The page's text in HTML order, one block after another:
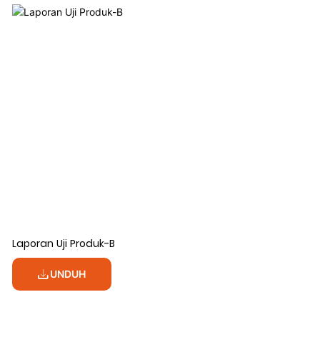
Laporan Uji Produk-B
UNDUH